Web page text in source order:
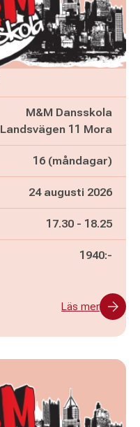
M&M Dansskola
Landsvägen 11 Mora
16 (måndagar)
24 augusti 2026
Pågår mellan
17.30 - och
18.25
1940:-
Läs mer